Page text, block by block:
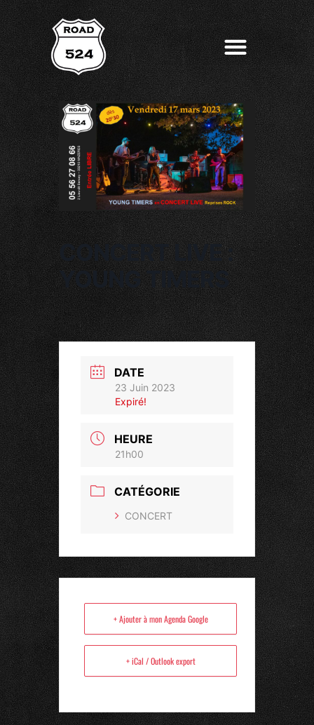
CONCERT LIVE :
YOUNG TIMERS
DATE
23 Juin 2023
Expiré!
HEURE
21h00
CATÉGORIE
CONCERT
+ Ajouter à mon Agenda Google
+ iCal / Outlook export